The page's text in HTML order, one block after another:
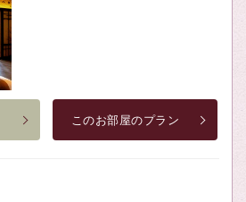
このお部屋のプラン